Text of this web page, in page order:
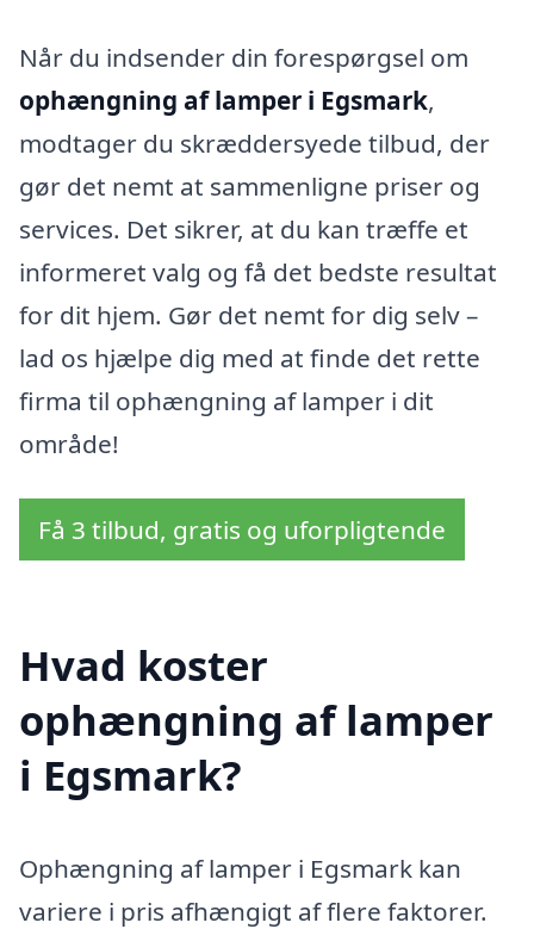
Når du indsender din forespørgsel om
ophængning af lamper i Egsmark,
modtager du skræddersyede tilbud, der
gør det nemt at sammenligne priser og
services. Det sikrer, at du kan træffe et
informeret valg og få det bedste resultat
for dit hjem. Gør det nemt for dig selv –
lad os hjælpe dig med at finde det rette
firma til ophængning af lamper i dit
område!
Få 3 tilbud, gratis og uforpligtende
Hvad koster
ophængning af lamper
i Egsmark?
Ophængning af lamper i Egsmark kan
variere i pris afhængigt af flere faktorer.